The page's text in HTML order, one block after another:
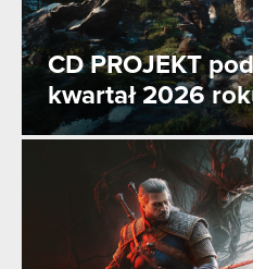
CD PROJEKT
kwartał 2026